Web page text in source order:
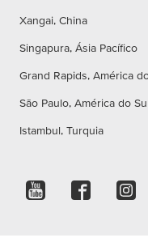
Xangai, China
Singapura, Ásia Pacífico
Grand Rapids, América
São Paulo, América do Sul
Istambul, Turquia